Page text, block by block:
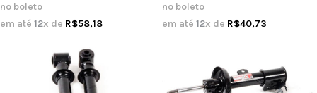
no boleto
em até 12x de R$58,18
no boleto
em até 12x de R$40,73